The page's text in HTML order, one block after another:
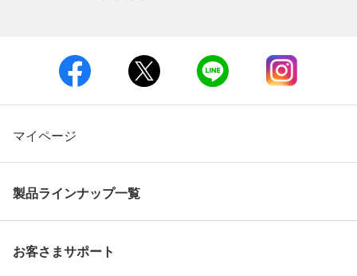
マイページ
製品ラインナップ一覧
お客さまサポート